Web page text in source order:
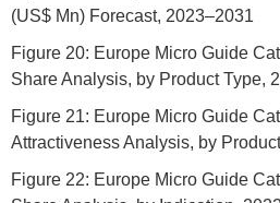
(US$ Mn) Forecast, 2023–2031
Figure 20: Europe Micro Guide
Share Analysis, by Product Type,
Figure 21: Europe Micro Guide
Attractiveness Analysis, by
Figure 22: Europe Micro Guide